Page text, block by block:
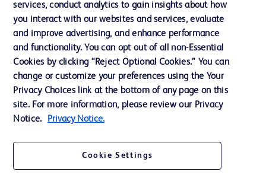
Ethics & Compliance
Ondersteuning
Contact met ons opnemen
Cookievoorkeuren
Privacybeleid
Toegankelijkheid website
services, conduct analytics to gain insights about how
you interact with our websites and services, evaluate
and improve advertising, and enhance performance
and functionality. You can opt out of all non-Essential
Cookies by clicking “Reject Optional Cookies.” You can
change or customize your preferences using the Your
Privacy Choices link at the bottom of any page on this
site. For more information, please review our Privacy
Notice.
Privacy Notice.
Cookie Settings